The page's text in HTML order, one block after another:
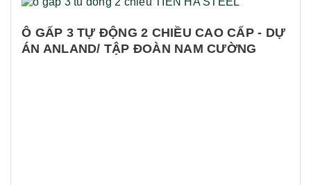
Ô GẤP 3 TỰ ĐỘNG 2 CHIỀU CAO CẤP - DỰ
ÁN ANLAND/ TẬP ĐOÀN NAM CƯỜNG